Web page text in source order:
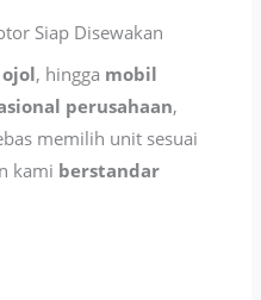
Siap Disewakan
, hingga mobil
perusahaan,
memilih unit sesuai
kami berstandar